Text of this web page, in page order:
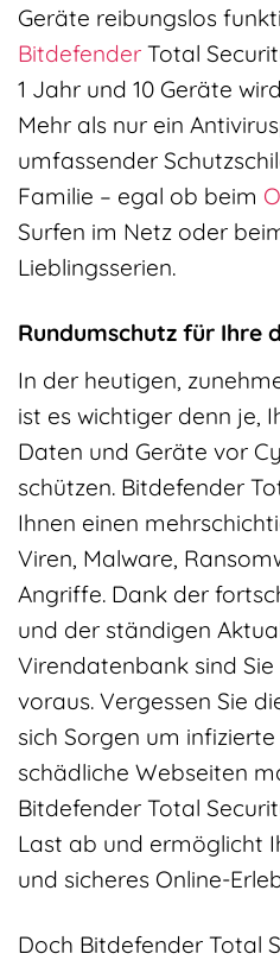
Geräte reibungslos
Bitdefender Total
1 Jahr und 10 Geräte
Mehr als nur ein
umfassender
Familie – egal ob beim
Surfen im Netz oder
Lieblingsserien.
Rundumschutz für Ihre
In der heutigen,
ist es wichtiger denn je,
Daten und Geräte vor
schützen. Bitdefender
Ihnen einen
Viren, Malware,
Angriffe. Dank der
und der ständigen
Virendatenbank sind
voraus. Vergessen Sie
sich Sorgen um
schädliche Webseiten
Bitdefender Total
Last ab und ermöglicht
und sicheres Online-
Doch Bitdefender Total